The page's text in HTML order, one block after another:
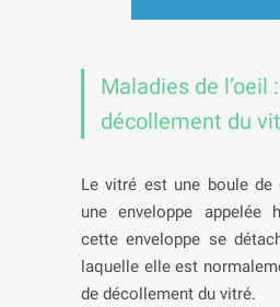
Maladies de l’oeil
décollement du
Le vitré est une boule de
une enveloppe appelée
cette enveloppe se
laquelle elle est
de décollement du vitré.